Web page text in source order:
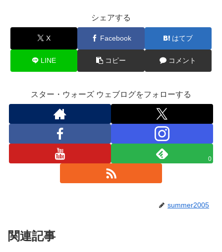
シェアする
X Facebook はてブ
LINE コピー コメント
スター・ウォーズ ウェブログをフォローする
0
summer2005
関連記事